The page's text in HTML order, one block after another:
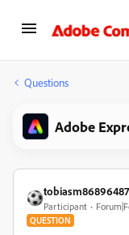
Questions
Adobe
tobiasm86896487
Participant
QUESTION